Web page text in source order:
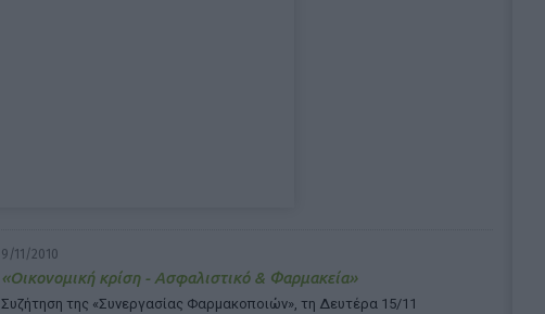
9/11/2010
«Οικονομική κρίση - Ασφαλιστικό & Φαρμακεία»
Συζήτηση της «Συνεργασίας Φαρμακοποιών», τη Δευτέρα 15/11